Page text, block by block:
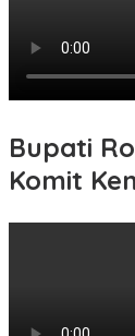
Bupati
Komit